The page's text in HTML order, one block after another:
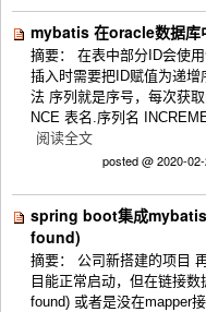
mybatis 在oracle数据库
摘要： 在表中部分ID会使
插入时需要把ID赋值为递
法 序列就是序号，每次获
NCE 表名.序列名
阅读全文
posted @ 2020-
spring boot集成
found)
摘要： 公司新搭建的项目
目能正常启动，但在链接
found) 或者是没在mapper